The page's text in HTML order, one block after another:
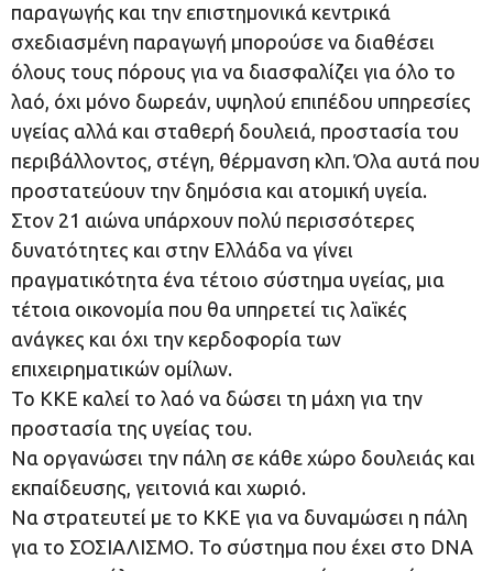
παραγωγής και την επιστημονικά κεντρικά
σχεδιασμένη παραγωγή μπορούσε να διαθέσει
όλους τους πόρους για να διασφαλίζει για όλο το
λαό, όχι μόνο δωρεάν, υψηλού επιπέδου υπηρεσίες
υγείας αλλά και σταθερή δουλειά, προστασία του
περιβάλλοντος, στέγη, θέρμανση κλπ. Όλα αυτά που
προστατεύουν την δημόσια και ατομική υγεία.
Στον 21 αιώνα υπάρχουν πολύ περισσότερες
δυνατότητες και στην Ελλάδα να γίνει
πραγματικότητα ένα τέτοιο σύστημα υγείας, μια
τέτοια οικονομία που θα υπηρετεί τις λαϊκές
ανάγκες και όχι την κερδοφορία των
επιχειρηματικών ομίλων.
Το ΚΚΕ καλεί το λαό να δώσει τη μάχη για την
προστασία της υγείας του.
Να οργανώσει την πάλη σε κάθε χώρο δουλειάς και
εκπαίδευσης, γειτονιά και χωριό.
Να στρατευτεί με το ΚΚΕ για να δυναμώσει η πάλη
για το ΣΟΣΙΑΛΙΣΜΟ. Το σύστημα που έχει στο DNA